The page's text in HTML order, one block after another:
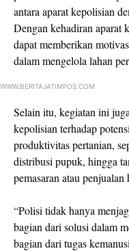
antara aparat kepolisian
Dengan kehadiran aparat
dapat memberikan
dalam mengelola lahan
WWW.BERITAJATIMPOS.COM
Selain itu, kegiatan ini
kepolisian terhadap
produktivitas pertanian,
distribusi pupuk, hingga
pemasaran atau
“Polisi tidak hanya
bagian dari solusi dalam
bagian dari tugas